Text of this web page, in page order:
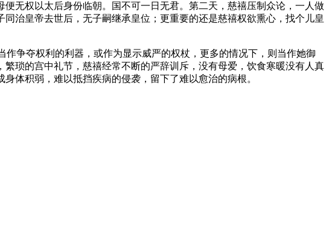
无权以太后身份临朝。国不可一日无君。第二天，慈禧压制众论，一人做
治皇帝去世后，无子嗣继承皇位；更重要的还是慈禧权欲熏心，找个儿皇
争夺权利的利器，或作为显示威严的权杖，更多的情况下，则当作她御
琐的宫中礼节，慈禧经常不断的严辞训斥，没有母爱，饮食寒暖没有人真
体积弱，难以抵挡疾病的侵袭，留下了难以愈治的病根。